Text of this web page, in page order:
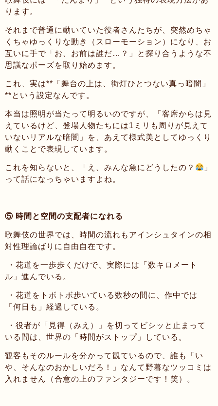
ります。
それまで普通に動いていた役者さんたちが、突然めちゃ
くちゃゆっくりな動き（スローモーション）になり、お
互いに手で「お、お前は誰だ…？」と探り合うような不
思議なポーズを取り始めます。
これ、実は**「舞台の上は、街灯ひとつない真っ暗闇」
**という設定なんです。
本当は照明が当たって明るいのですが、「客席からは見
えているけど、登場人物たちには1ミリも周りが見えて
いないリアルな暗闇」を、あえて様式美としてゆっくり
動くことで表現しています。
これを知らないと、「え、みんな急にどうしたの？
」
って話になっちゃいますよね。
⑤ 時間と空間の支配者になれる
歌舞伎の世界では、時間の流れもアインシュタインの相
対性理論ばりに自由自在です。
・花道を一歩歩くだけで、実際には「数キロメート
ル」進んでいる。
・花道をトボトボ歩いている数秒の間に、作中では
「何日も」経過している。
・役者が「見得（みえ）」を切ってビシッと止まって
いる間は、世界の「時間がストップ」している。
観客もそのルールを分かって観ているので、誰も「い
や、そんなのおかしいだろ！」なんて野暮なツッコミは
入れません（合意の上のファンタジーです！笑）。